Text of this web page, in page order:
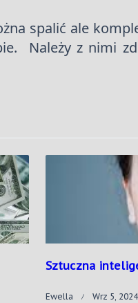
spalić ale
Należy z nimi
Sztuczna
Ewella Wrz 5, 2024